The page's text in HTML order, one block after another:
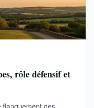
rôle défensif et
flanquement des